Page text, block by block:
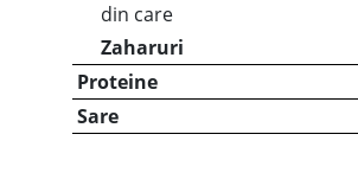
din care
Zaharuri
Proteine
Sare